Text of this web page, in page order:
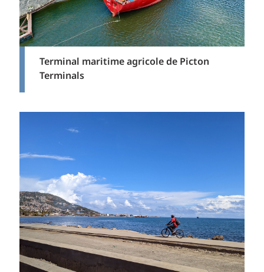
Terminal maritime agricole de Picton
Terminals